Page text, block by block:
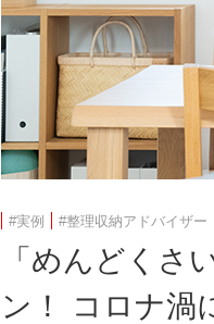
#実例 #整理収納アドバイザー
「めんどくさ
ン！ コロナ渦